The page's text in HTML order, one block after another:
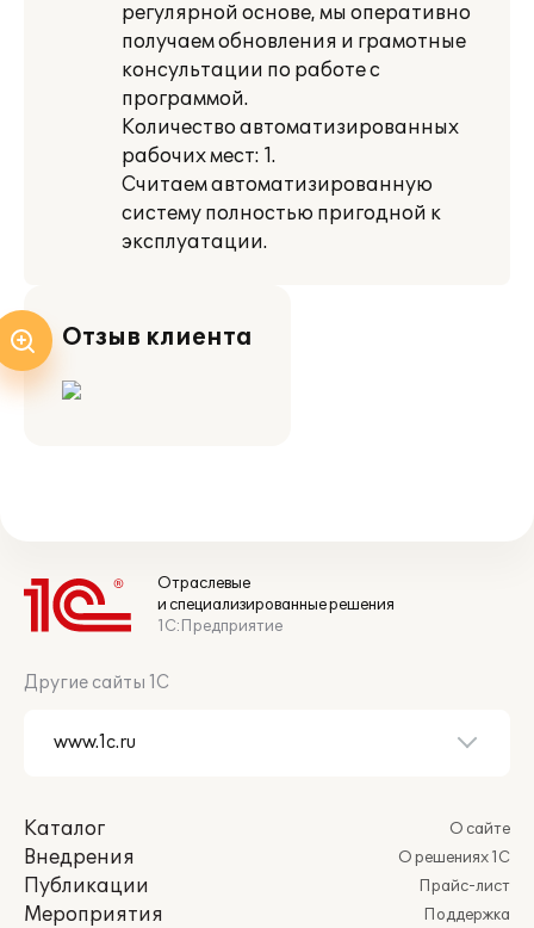
регулярной основе, мы оперативно
получаем обновления и грамотные
консультации по работе с
программой.
Количество автоматизированных
рабочих мест: 1.
Считаем автоматизированную
систему полностью пригодной к
эксплуатации.
Отзыв клиента
Отраслевые
и специализированные решения
1С:Предприятие
Другие сайты 1С
Каталог
Внедрения
Публикации
Мероприятия
О сайте
О решениях 1С
Прайс-лист
Поддержка